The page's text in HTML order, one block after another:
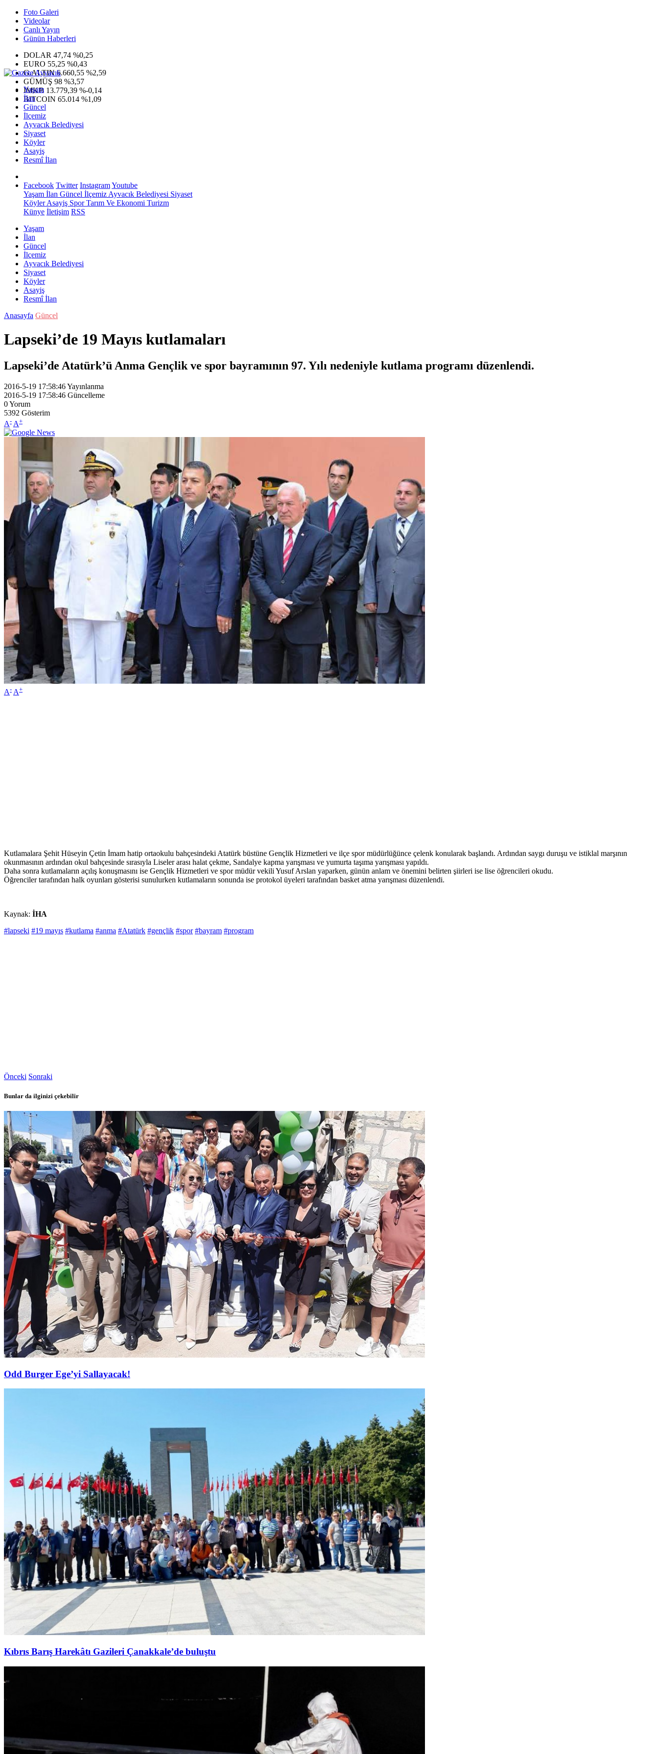
Foto Galeri
Videolar
Canlı Yayın
Günün Haberleri
DOLAR 47,74 %0,25
EURO 55,25 %0,43
G.ALTIN6.660,55 %2,59
GÜMÜŞ 98 %3,57
IMKB 13.779,39 %-0,14
BITCOIN 65.014 %1,09
Yaşam
İlan
Güncel
İlçemiz
Ayvacık Belediyesi
Siyaset
Köyler
Asayiş
Resmî İlan
Facebook Twitter InstagramYoutube
Yaşam İlan Güncel İlçemiz Ayvacık Belediyesi Siyaset
KöylerAsayiş SporTarım Ve Ekonomi Turizm
Künye İletişim RSS
Yaşam
İlan
Güncel
İlçemiz
Ayvacık Belediyesi
Siyaset
Köyler
Asayiş
Resmî İlan
Anasayfa Güncel
Lapseki’de 19 Mayıs kutlamaları
Lapseki’de Atatürk’ü Anma Gençlik ve spor bayramının 97. Yılı nedeniyle kutlama programı düzenlendi.
2016-5-19 17:58:46Yayınlanma
2016-5-19 17:58:46 Güncelleme
0Yorum
5392 Gösterim
A- A+
A- A+
Kutlamalara Şehit Hüseyin Çetin İmam hatip ortaokulu bahçesindeki Atatürk büstüne Gençlik Hizmetleri ve ilçe spor müdürlüğünce çelenk konularak başlandı. Ardından saygı duruşu ve istiklal marşının
okunmasının ardından okul bahçesinde sırasıyla Liseler arası halat çekme, Sandalye kapma yarışması ve yumurta taşıma yarışması yapıldı.
Daha sonra kutlamaların açılış konuşmasını ise Gençlik Hizmetleri ve spor müdür vekili Yusuf Arslan yaparken, günün anlam ve önemini belirten şiirleri ise lise öğrencileri okudu.
Öğrenciler tarafından halk oyunları gösterisi sunulurken kutlamaların sonunda ise protokol üyeleri tarafından basket atma yarışması düzenlendi.
Kaynak: İHA
#lapseki #19 mayıs #kutlama #anma #Atatürk #gençlik #spor #bayram #program
Önceki Sonraki
Bunlar da ilginizi çekebilir
Odd Burger Ege’yi Sallayacak!
Kıbrıs Barış Harekâtı Gazileri Çanakkale’de buluştu